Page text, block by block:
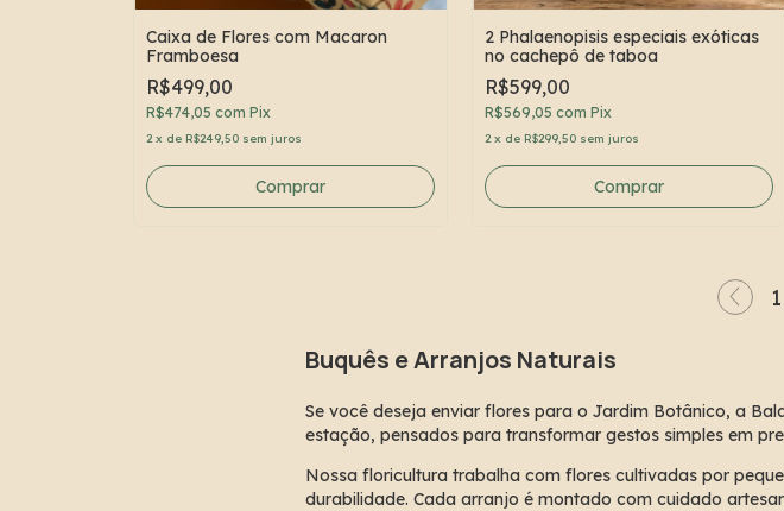
Caixa de Flores com Macaron
Framboesa
R$499,00
R$474,05 com Pix
2 x de R$249,50 sem juros
2 Phalaenopisis especiais exóticas
no cachepô de taboa
R$599,00
R$569,05 com Pix
2 x de R$299,50 sem juros
1
Buquês e Arranjos Naturais
Se você deseja enviar flores para o Jardim Botânico, a
estação, pensados para transformar gestos simples em
Nossa floricultura trabalha com flores cultivadas por
durabilidade. Cada arranjo é montado com cuidado